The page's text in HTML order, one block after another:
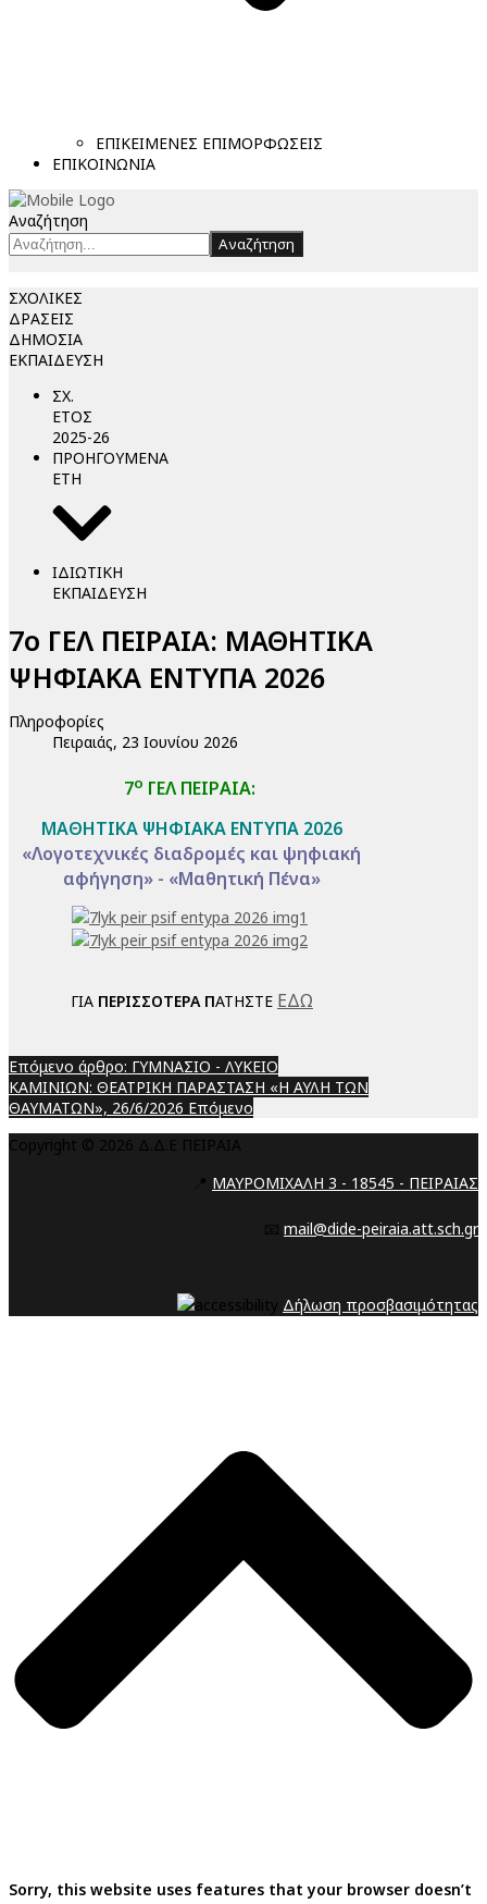
ΕΠΙΚΕΙΜΕΝΕΣ ΕΠΙΜΟΡΦΩΣΕΙΣ
ΕΠΙΚΟΙΝΩΝΙΑ
Αναζήτηση
Αναζήτηση
ΣΧΟΛΙΚΕΣ
ΔΡΑΣΕΙΣ
ΔΗΜΟΣΙΑ
ΕΚΠΑΙΔΕΥΣΗ
ΣΧ.
ΕΤΟΣ
2025-26
ΠΡΟΗΓΟΥΜΕΝΑ
ΕΤΗ
ΙΔΙΩΤΙΚΗ
ΕΚΠΑΙΔΕΥΣΗ
7ο ΓΕΛ ΠΕΙΡΑΙΑ: ΜΑΘΗΤΙΚΑ
ΨΗΦΙΑΚΑ ΕΝΤΥΠΑ 2026
Πληροφορίες
Πειραιάς, 23 Ιουνίου 2026
7ο ΓΕΛ ΠΕΙΡΑΙΑ:
ΜΑΘΗΤΙΚΑ ΨΗΦΙΑΚΑ ΕΝΤΥΠΑ 2026
«Λογοτεχνικές διαδρομές και ψηφιακή
αφήγηση» - «Μαθητική Πένα»
ΓΙΑ ΠΕΡΙΣΣΟΤΕΡΑ ΠΑΤΗΣΤΕ ΕΔΩ
Επόμενο άρθρο: ΓΥΜΝΑΣΙΟ - ΛΥΚΕΙΟ
ΚΑΜΙΝΙΩΝ: ΘΕΑΤΡΙΚΗ ΠΑΡΑΣΤΑΣΗ «Η ΑΥΛΗ ΤΩΝ
ΘΑΥΜΑΤΩΝ», 26/6/2026 Επόμενο
Copyright © 2026 Δ.Δ.Ε ΠΕΙΡΑΙΑ
📍 ΜΑΥΡΟΜΙΧΑΛΗ 3 - 18545 - ΠΕΙΡΑΙΑΣ
📧 mail@dide-peiraia.att.sch.gr
Δήλωση προσβασιμότητας
Sorry, this website uses features that your browser doesn’t